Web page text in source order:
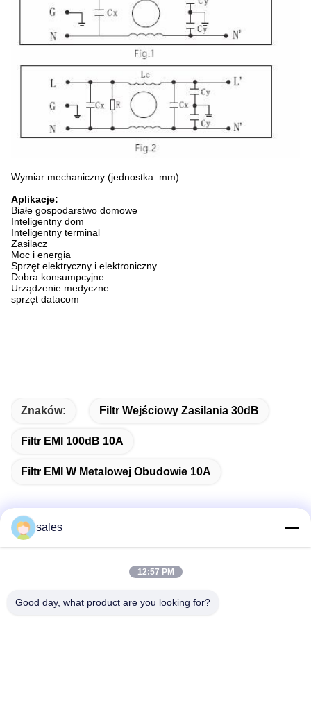
Wymiar mechaniczny (jednostka: mm)
Aplikacje:
Białe gospodarstwo domowe
Inteligentny dom
Inteligentny terminal
Zasilacz
Moc i energia
Sprzęt elektryczny i elektroniczny
Dobra konsumpcyjne
Urządzenie medyczne
sprzęt datacom
Znaków: Filtr Wejściowy Zasilania 30dB
Filtr EMI 100dB 10A
Filtr EMI W Metalowej Obudowie 10A
Pokój 1301, Blok B, Rongchao New Times Plaza, Park
sales
12:57 PM
Good day, what product are you looking for?